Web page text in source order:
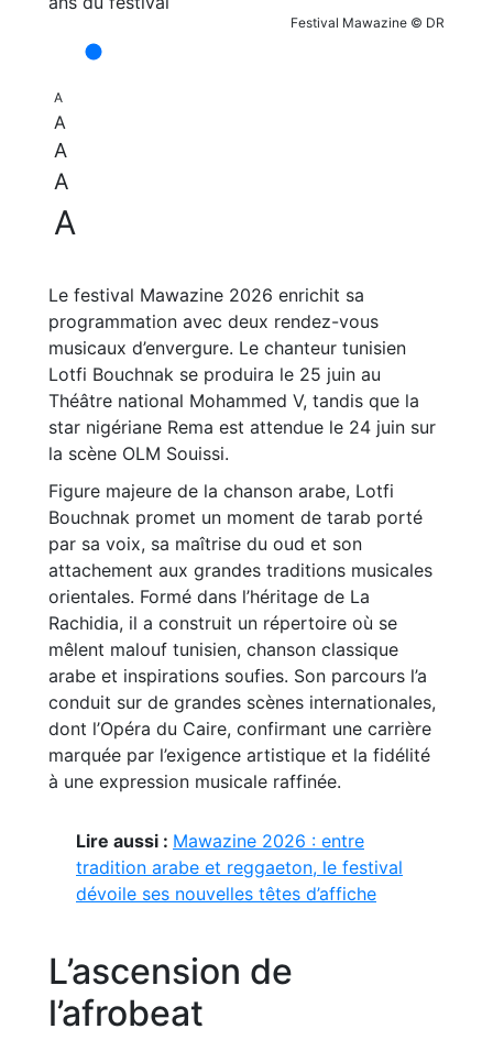
Festival Mawazine © DR
A
A
A
A
A
Le festival Mawazine 2026 enrichit sa
programmation avec deux rendez-vous
musicaux d’envergure. Le chanteur tunisien
Lotfi Bouchnak se produira le 25 juin au
Théâtre national Mohammed V, tandis que la
star nigériane Rema est attendue le 24 juin sur
la scène OLM Souissi.
Figure majeure de la chanson arabe, Lotfi
Bouchnak promet un moment de tarab porté
par sa voix, sa maîtrise du oud et son
attachement aux grandes traditions musicales
orientales. Formé dans l’héritage de La
Rachidia, il a construit un répertoire où se
mêlent malouf tunisien, chanson classique
arabe et inspirations soufies. Son parcours l’a
conduit sur de grandes scènes internationales,
dont l’Opéra du Caire, confirmant une carrière
marquée par l’exigence artistique et la fidélité
à une expression musicale raffinée.
Lire aussi : Mawazine 2026 : entre
tradition arabe et reggaeton, le festival
dévoile ses nouvelles têtes d’affiche
L’ascension de
l’afrobeat